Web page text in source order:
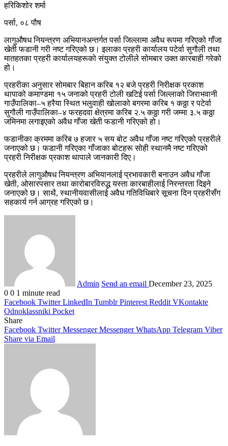
हरिकिशोर शर्मा
पर्सा, ०८ पौष
लागुऔषध नियन्त्रण अभियानअन्तर्गत पर्सा जिल्लामा अवैध रूपमा गरिएको गाँजा
खेती फडानी गरी नष्ट गरिएको छ। इलाका प्रहरी कार्यालय पटेर्वा सुगौली तथा
मातहतका प्रहरी कार्यालयहरूको संयुक्त टोलीले सोमबार उक्त कारबाही गरेको
हो।
प्रहरीका अनुसार सोमबार बिहान करिब १२ बजे प्रहरी निरीक्षक प्रकाश
थापाको कमाण्डमा १५ जनाको प्रहरी टोली खटिई पर्सा जिल्लाको जिराभवानी
गाउँपालिका–५ हरैया स्थित भलुवाही खोलाको बगरमा करिब १ कठ्ठा र पटेर्वा
सुगौली गाउँपालिका–४ फरहदवा क्षेत्रमा करिब २.५ कठ्ठा गरी जम्मा ३.५ कठ्ठा
जमिनमा लगाइएको अवैध गाँजा खेती फडानी गरिएको हो।
फडानीका क्रममा करिब ७ हजार ५ सय बोट अवैध गाँजा नष्ट गरिएको प्रहरीले
जनाएको छ। फडानी गरिएका गाँजाका बोटहरू सोही स्थानमै नष्ट गरिएको
प्रहरी निरीक्षक प्रकाश थापाले जानकारी दिए।
प्रहरीले लागुऔषध नियन्त्रण अभियानलाई प्रभावकारी बनाउन अवैध गाँजा
खेती, ओसारपसार तथा कारोबारविरुद्ध यस्ता कारबाहीलाई निरन्तरता दिइने
जनाएको छ। साथै, स्थानीयवासीलाई अवैध गतिविधिबारे सूचना दिन प्रहरीसँग
सहकार्य गर्न आग्रह गरिएको छ।
Admin Send an email December 23, 2025
0 0 1 minute read
Facebook Twitter LinkedIn Tumblr Pinterest Reddit VKontakte
Odnoklassniki Pocket
Share
Facebook Twitter Messenger Messenger WhatsApp Telegram Viber
Share via Email